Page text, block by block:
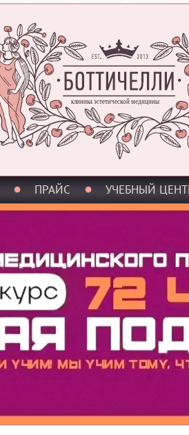
клиника эстетической медицины
ПРАЙС УЧЕБНЫЙ